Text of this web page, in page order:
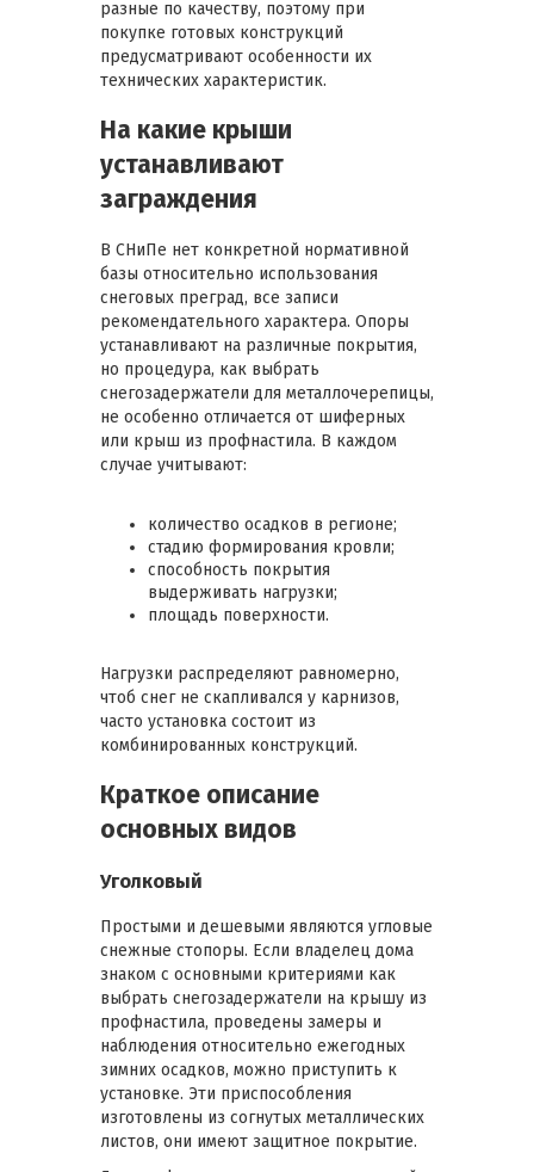
разные по качеству, поэтому при
покупке готовых конструкций
предусматривают особенности их
технических характеристик.
На какие крыши
устанавливают
заграждения
В СНиПе нет конкретной нормативной
базы относительно использования
снеговых преград, все записи
рекомендательного характера. Опоры
устанавливают на различные покрытия,
но процедура, как выбрать
снегозадержатели для металлочерепицы,
не особенно отличается от шиферных
или крыш из профнастила. В каждом
случае учитывают:
количество осадков в регионе;
стадию формирования кровли;
способность покрытия
выдерживать нагрузки;
площадь поверхности.
Нагрузки распределяют равномерно,
чтоб снег не скапливался у карнизов,
часто установка состоит из
комбинированных конструкций.
Краткое описание
основных видов
Уголковый
Простыми и дешевыми являются угловые
снежные стопоры. Если владелец дома
знаком с основными критериями как
выбрать снегозадержатели на крышу из
профнастила, проведены замеры и
наблюдения относительно ежегодных
зимних осадков, можно приступить к
установке. Эти приспособления
изготовлены из согнутых металлических
листов, они имеют защитное покрытие.